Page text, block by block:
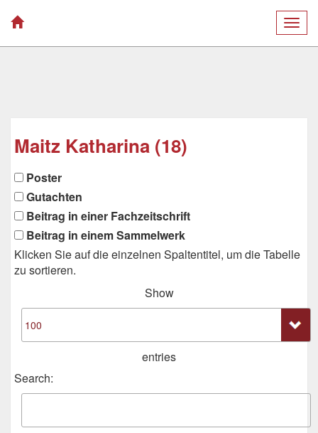
Maitz Katharina (18)
Poster
Gutachten
Beitrag in einer Fachzeitschrift
Beitrag in einem Sammelwerk
Klicken Sie auf die einzelnen Spaltentitel, um die Tabelle
zu sortieren.
Show
entries
Search: